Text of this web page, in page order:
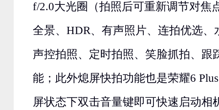
f/2.0大光圈（拍照后可重新调节对焦
全景、HDR、有声照片、连拍优选、
声控拍照、定时拍照、笑脸抓拍、跟
能；此外熄屏快拍功能也是荣耀6
屏状态下双击音量键即可快速启动相